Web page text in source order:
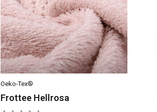
Oeko-Tex®
Frottee Hellrosa